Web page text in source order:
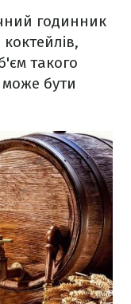
годинник
такого
може бути